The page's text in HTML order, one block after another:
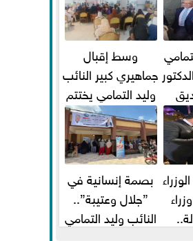
وسط إقبال
جماهيري كبير النائب
وليد التمامي يختتم
أضخم قافلة طبية
مجانية...
بصمة إنسانية في
”جلال وعتيبة”..
النائب وليد التمامي